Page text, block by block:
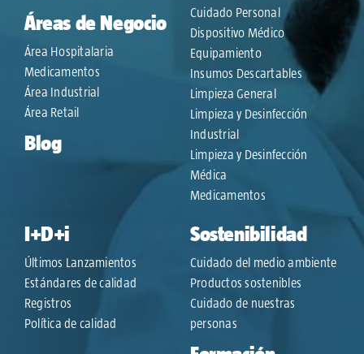
Áreas de Negocio
Área Hospitalaria
Medicamentos
Área Industrial
Área Retail
Blog
Cuidado Personal
Dispositivo Médico
Equipamiento
Insumos Descartables
Limpieza General
Limpieza y Desinfección
Industrial
Limpieza y Desinfección
Médica
Medicamentos
I+D+i
Últimos Lanzamientos
Estándares de calidad
Registros
Política de calidad
Sostenibilidad
Cuidado del medio ambiente
Productos sostenibles
Cuidado de nuestras
personas